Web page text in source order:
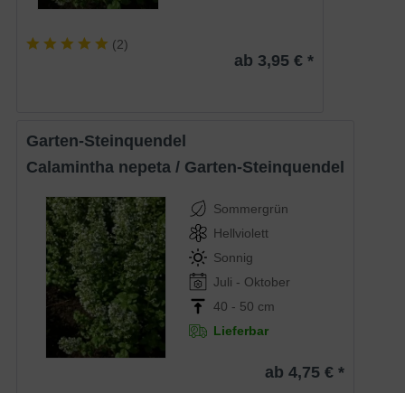
(2)
ab 3,95 € *
Garten-Steinquendel
Calamintha nepeta / Garten-Steinquendel
Sommergrün
Hellviolett
Sonnig
Juli - Oktober
40 - 50 cm
Lieferbar
ab 4,75 € *